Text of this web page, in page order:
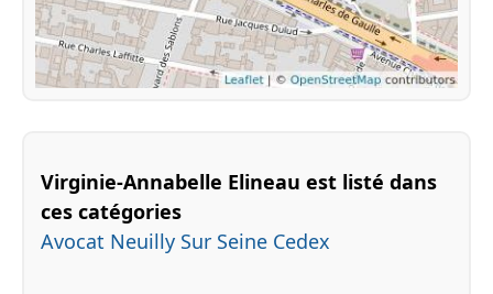
Virginie-Annabelle Elineau est listé dans
ces catégories
Avocat Neuilly Sur Seine Cedex